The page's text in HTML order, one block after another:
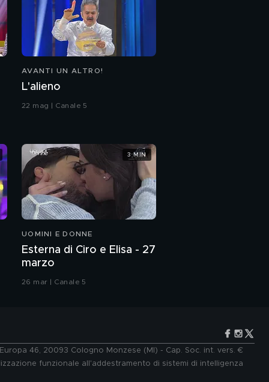
AVANTI UN ALTRO!
L'alieno
22 mag | Canale 5
UOMINI E DONNE
Esterna di Ciro e Elisa - 27
marzo
26 mar | Canale 5
3 MIN
46, 20093 Cologno Monzese (MI) - Cap. Soc. int. vers. €
funzionale all'addestramento di sistemi di intelligenza